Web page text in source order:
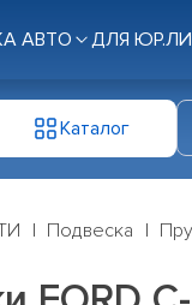
АВТО ДЛЯ
Каталог
Подвеска